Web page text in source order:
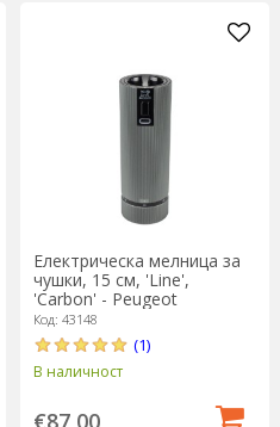
Електрическа мелница за
чушки, 15 см, 'Line',
'Carbon' - Peugeot
Код: 43148
(1)
В наличност
€87,00